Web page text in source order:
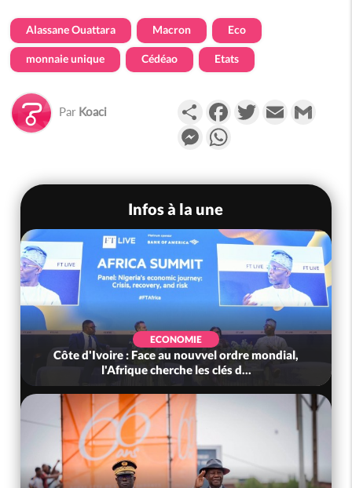
Alassane Ouattara Macron Eco
monnaie unique Cédéao Etats
Par Koaci PartagerFacebookTwitterEmail
Messenger
Infos à la une
ordre mondial,
SOCIÉTÉ
Côte d'Ivoire : Indépendance, le
Touré aux Gendarmes : «